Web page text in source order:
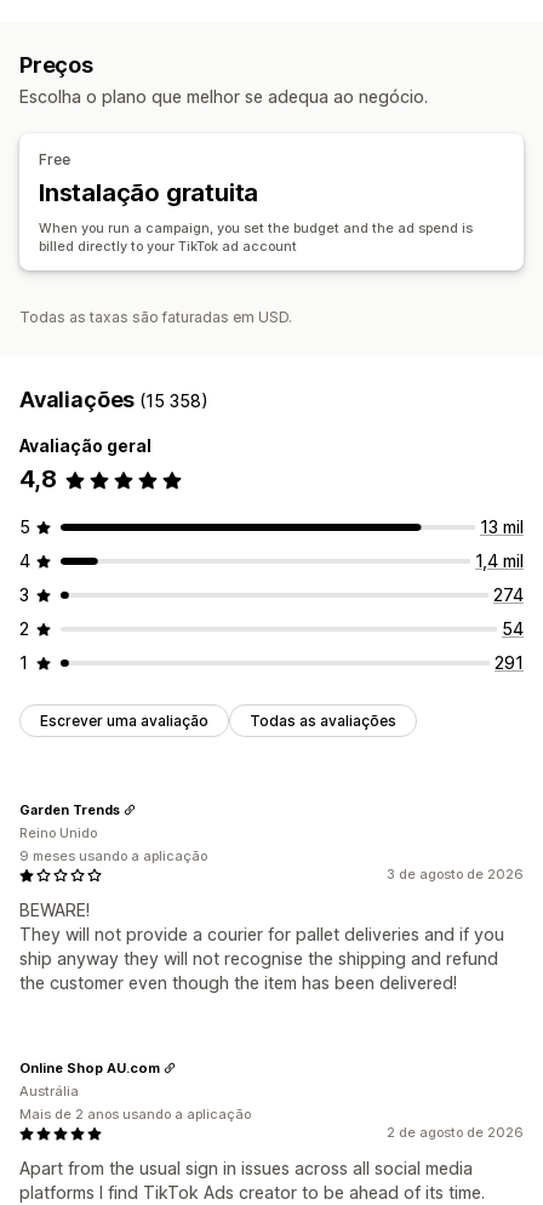
Gestão de campanhas
Otimização de licitações
Imagens e vídeos com IA
Influenciadores e afiliados
Gestão de píxeis
Testes A/B Rastreio do desempenho
Análise do ROI
Custo por aquisição
Contagem de impressões
Sincronização de produtos
Preços
Escolha o plano que melhor se adequa ao negócio.
Free
Instalação gratuita
When you run a campaign, you set the budget and the ad spend is
billed directly to your TikTok ad account
Todas as taxas são faturadas em USD.
Avaliações (15 358)
Avaliação geral
4,8
5
13 mil
4
1,4 mil
3
274
2
54
1
291
Escrever uma avaliação Todas as avaliações
3 de agosto de 2026
BEWARE!
They will not provide a courier for pallet deliveries and if you
ship anyway they will not recognise the shipping and refund
the customer even though the item has been delivered!
Garden Trends
Reino Unido
9 meses usando a aplicação
2 de agosto de 2026
Apart from the usual sign in issues across all social media
platforms I find TikTok Ads creator to be ahead of its time.
Online Shop AU.com
Austrália
Mais de 2 anos usando a aplicação